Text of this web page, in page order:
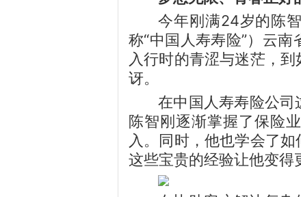
今年刚满24岁的陈
称“中国人寿寿险”）云
入行时的青涩与迷茫，
讶。
在中国人寿寿险公司
陈智刚逐渐掌握了保险
入。同时，他也学会了
这些宝贵的经验让他变得